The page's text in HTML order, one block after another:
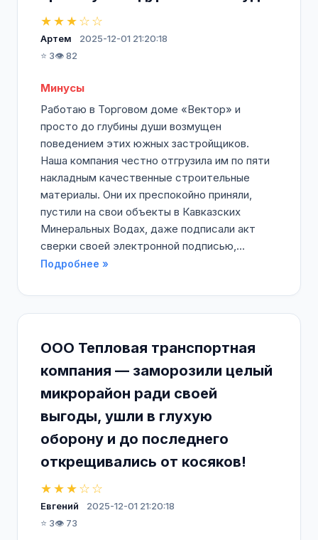
★★★☆☆
Артем
2025-12-01 21:20:18
⭐ 3👁️ 82
Минусы
Работаю в Торговом доме «Вектор» и
просто до глубины души возмущен
поведением этих южных застройщиков.
Наша компания честно отгрузила им по пяти
накладным качественные строительные
материалы. Они их преспокойно приняли,
пустили на свои объекты в Кавказских
Минеральных Водах, даже подписали акт
сверки своей электронной подписью,...
Подробнее »
ООО Тепловая транспортная
компания — заморозили целый
микрорайон ради своей
выгоды, ушли в глухую
оборону и до последнего
открещивались от косяков!
★★★☆☆
Евгений
2025-12-01 21:20:18
⭐ 3👁️ 73